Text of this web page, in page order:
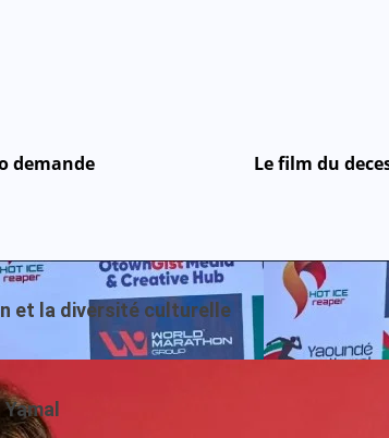
demande
Le film du
et la diversité culturelle